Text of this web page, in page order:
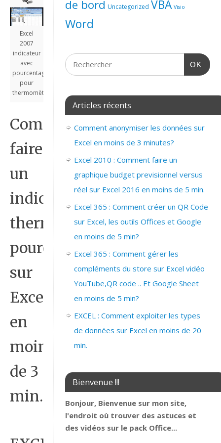
Excel
2007
indicateur
avec
pourcentage
pour
thermomètre
Comment
faire
un
indicateur
thermomètre
pourcentage
sur
Excel
en
moins
de 3
min.
de bord Uncategorized VBA Visio
Word
OK
Articles récents
Comment anonymiser les données sur
Excel en moins de 3 minutes?
Excel 2010 : Comment faire un
graphique budget previsionnel versus
réel sur Excel 2016 en moins de 5 min.
Excel 365 : Comment créer un QR Code
sur Excel, les outils Offices et Google
en moins de 5 min?
Excel 365 : Comment gérer les
compléments du store sur Excel vidéo
YouTube,QR code .. Et Google Sheet
en moins de 5 min?
EXCEL : Comment exploiter les types
de données sur Excel en moins de 20
min.
Bienvenue !!!
Bonjour, Bienvenue sur mon site,
l'endroit où trouver des astuces et
des vidéos sur le pack Office...